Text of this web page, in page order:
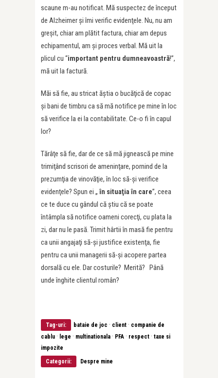
scaune m-au notificat. Mă suspectez de început
de Alzheimer şi îmi verific evidenţele. Nu, nu am
greşit, chiar am plătit factura, chiar am depus
echipamentul, am şi proces verbal. Mă uit la
plicul cu “important pentru dumneavoastră!”,
mă uit la factură.
Măi să fie, au stricat ăştia o bucăţică de copac
şi bani de timbru ca să mă notifice pe mine în loc
să verifice la ei la contabilitate. Ce-o fi în capul
lor?
Tărâţe să fie, dar de ce să mă jignească pe mine
trimiţând scrisori de ameninţare, pornind de la
prezumţia de vinovăţie, în loc să-şi verifice
evidenţele? Spun ei „în situaţia în care”, ceea
ce te duce cu gândul că ştiu că se poate
întâmpla să notifice oameni corecţi, cu plata la
zi, dar nu le pasă. Trimit hârtii în masă fie pentru
ca unii angajaţi să-şi justifice existenţa, fie
pentru ca unii managerii să-şi acopere partea
dorsală cu ele. Dar costurile? Merită? Până
unde înghite clientul român?
Tag-uri: bataie de joc · client · companie de
cablu · lege · multinationala · PFA · respect · taxe si
impozite
Categorii:
Despre mine